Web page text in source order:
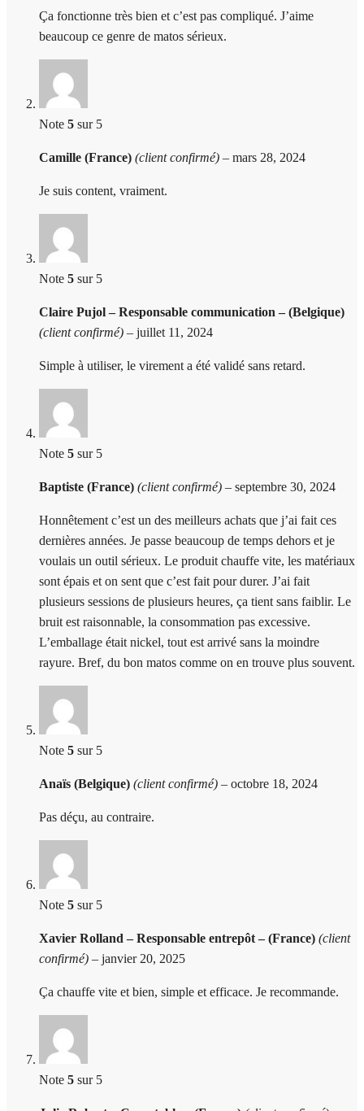
Ça fonctionne très bien et c’est pas compliqué. J’aime
beaucoup ce genre de matos sérieux.
Note 5 sur 5
Camille (France) (client confirmé) – mars 28, 2024
Je suis content, vraiment.
Note 5 sur 5
Claire Pujol – Responsable communication – (Belgique)
(client confirmé) – juillet 11, 2024
Simple à utiliser, le virement a été validé sans retard.
Note 5 sur 5
Baptiste (France) (client confirmé) – septembre 30, 2024
Honnêtement c’est un des meilleurs achats que j’ai fait ces
dernières années. Je passe beaucoup de temps dehors et je
voulais un outil sérieux. Le produit chauffe vite, les matériaux
sont épais et on sent que c’est fait pour durer. J’ai fait
plusieurs sessions de plusieurs heures, ça tient sans faiblir. Le
bruit est raisonnable, la consommation pas excessive.
L’emballage était nickel, tout est arrivé sans la moindre
rayure. Bref, du bon matos comme on en trouve plus souvent.
Note 5 sur 5
Anaïs (Belgique) (client confirmé) – octobre 18, 2024
Pas déçu, au contraire.
Note 5 sur 5
Xavier Rolland – Responsable entrepôt – (France) (client
confirmé) – janvier 20, 2025
Ça chauffe vite et bien, simple et efficace. Je recommande.
Note 5 sur 5